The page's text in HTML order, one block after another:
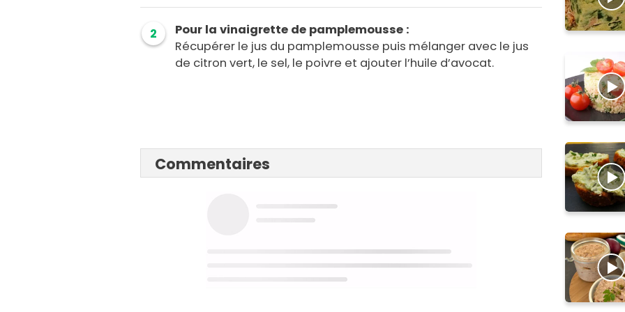
2
Pour la vinaigrette de pamplemousse :
Récupérer le jus du pamplemousse puis mélanger avec le jus
de citron vert, le sel, le poivre et ajouter l’huile d’avocat.
Commentaires